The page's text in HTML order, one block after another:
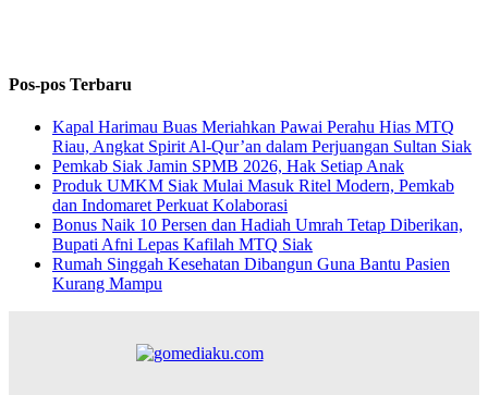
Pos-pos Terbaru
Kapal Harimau Buas Meriahkan Pawai Perahu Hias MTQ
Riau, Angkat Spirit Al-Qur’an dalam Perjuangan Sultan Siak
Pemkab Siak Jamin SPMB 2026, Hak Setiap Anak
Produk UMKM Siak Mulai Masuk Ritel Modern, Pemkab
dan Indomaret Perkuat Kolaborasi
Bonus Naik 10 Persen dan Hadiah Umrah Tetap Diberikan,
Bupati Afni Lepas Kafilah MTQ Siak
Rumah Singgah Kesehatan Dibangun Guna Bantu Pasien
Kurang Mampu